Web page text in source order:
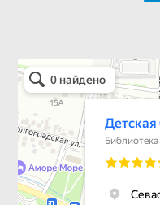
Детская библиотека-филиал
Библиотека в Севастополе